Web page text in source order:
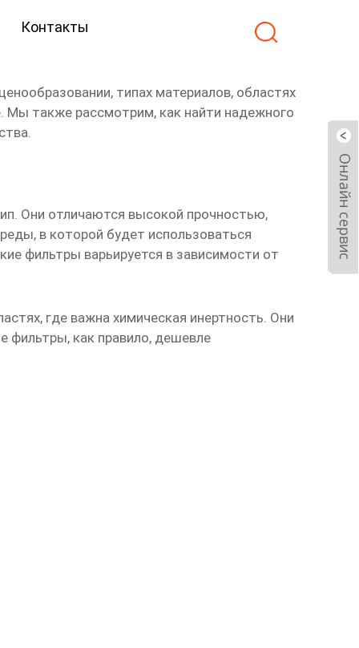
Контакты
типах материалов, областях
Мы также рассмотрим, как найти надежного
Они отличаются высокой прочностью,
в которой будет использоваться
фильтры варьируется в зависимости от
где важна химическая инертность. Они
фильтры, как правило, дешевле